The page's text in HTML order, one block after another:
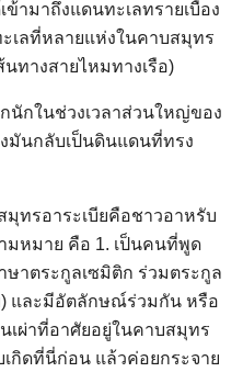
ข้ามาถึงแดนทะเลทรายเบื้อง
เลที่หลายแห่งในคาบสมุทร
นทางสายไหมทางเรือ)
นักในช่วงเวลาส่วนใหญ่ของ
มันกลับเป็นดินแดนที่ทรง
ทรอาระเบียคือชาวอาหรับ
มหมาย คือ 1. เป็นคนที่พูด
าตระกูลเซมิติก ร่วมตระกูล
) และมีอัตลักษณ์ร่วมกัน หรือ
เผ่าที่อาศัยอยู่ในคาบสมุทร
เกิดที่นี่ก่อน แล้วค่อยกระจาย